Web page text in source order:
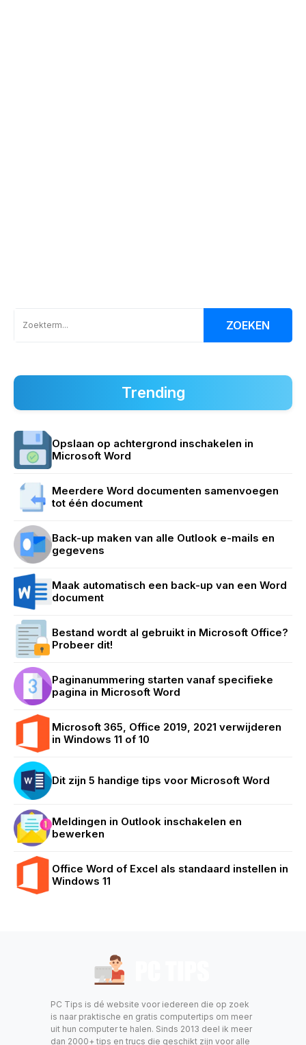
ZOEKEN
Trending
Opslaan op achtergrond inschakelen in
Microsoft Word
Meerdere Word documenten samenvoegen
tot één document
Back-up maken van alle Outlook e-mails en
gegevens
Maak automatisch een back-up van een Word
document
Bestand wordt al gebruikt in Microsoft Office?
Probeer dit!
Paginanummering starten vanaf specifieke
pagina in Microsoft Word
Microsoft 365, Office 2019, 2021 verwijderen
in Windows 11 of 10
Dit zijn 5 handige tips voor Microsoft Word
Meldingen in Outlook inschakelen en
bewerken
Office Word of Excel als standaard instellen in
Windows 11
PC Tips is dé website voor iedereen die op zoek
is naar praktische en gratis computertips om meer
uit hun computer te halen. Sinds 2013 deel ik meer
dan 2000+ tips en trucs die geschikt zijn voor alle